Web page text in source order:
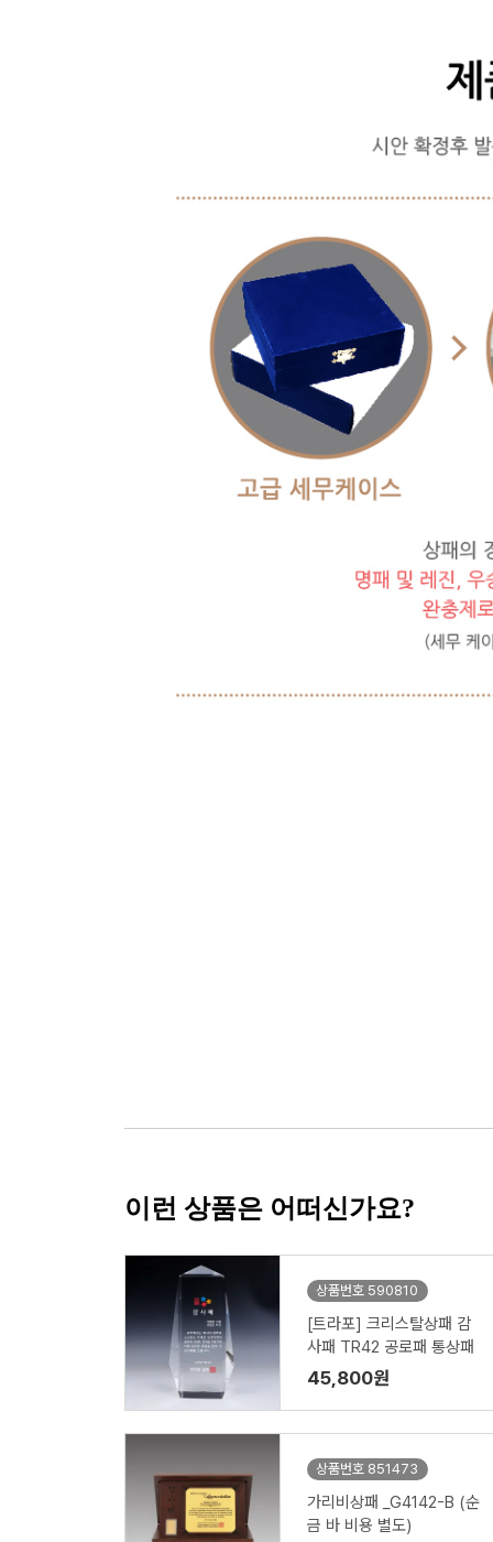
이런 상품은 어떠신가요?
상품번호 590810
[트라포] 크리스탈상패 감
사패 TR42 공로패 통상패
45,800원
상품번호 851473
가리비상패 _G4142-B (순
금 바 비용 별도)